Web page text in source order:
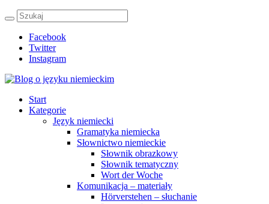
Facebook
Twitter
Instagram
Start
Kategorie
Język niemiecki
Gramatyka niemiecka
Słownictwo niemieckie
Słownik obrazkowy
Słownik tematyczny
Wort der Woche
Komunikacja – materiały
Hörverstehen – słuchanie